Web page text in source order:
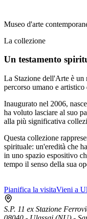
Museo d'arte
La collezione
Un testamento
La Stazione dell'Arte è un
percorso umano e
Inaugurato nel 2006,
ha voluto lasciare al suo
alla più significativa
Questa collezione
spirituale: un'eredità che
in uno spazio espositivo
tempo il senso della sua
Pianifica la visitaVieni a
S.P. 11 ex Stazione